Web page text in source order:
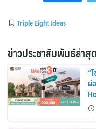
Triple Eight Ideas
ข่าวประชาสัมพันธ์ล่าสุด
“
ผ่
ส่